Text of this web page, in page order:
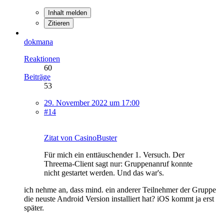
Inhalt melden
Zitieren
dokmana
Reaktionen
60
Beiträge
53
29. November 2022 um 17:00
#14
Zitat von CasinoBuster
Für mich ein enttäuschender 1. Versuch. Der
Threema-Client sagt nur: Gruppenanruf konnte
nicht gestartet werden. Und das war's.
ich nehme an, dass mind. ein anderer Teilnehmer der Gruppe
die neuste Android Version installiert hat? iOS kommt ja erst
später.